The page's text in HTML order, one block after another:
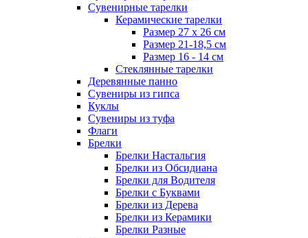
Сувенирные тарелки
Керамические тарелки
Размер 27 х 26 см
Размер 21-18,5 см
Размер 16 - 14 см
Стеклянные тарелки
Деревянные панно
Сувениры из гипса
Куклы
Сувениры из туфа
Флаги
Брелки
Брелки Настальгия
Брелки из Обсидиана
Брелки для Водителя
Брелки с Буквами
Брелки из Дерева
Брелки из Керамики
Брелки Разные